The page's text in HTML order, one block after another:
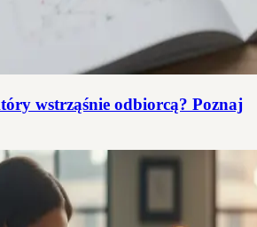
wstrząśnie odbiorcą? Poznaj